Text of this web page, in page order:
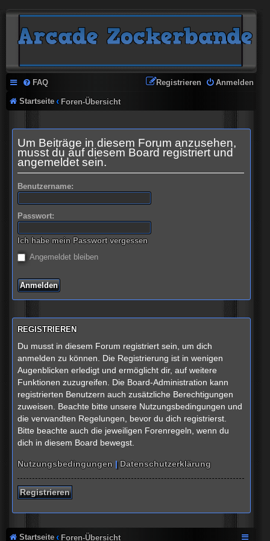
FAQ Anmelden
Registrieren
Startseite Foren-Übersicht
Um Beiträge in diesem Forum anzusehen,
musst du auf diesem Board registriert und
angemeldet sein.
Benutzername:
Passwort:
Ich habe mein Passwort vergessen
Angemeldet bleiben
REGISTRIEREN
Du musst in diesem Forum registriert sein, um dich
anmelden zu können. Die Registrierung ist in wenigen
Augenblicken erledigt und ermöglicht dir, auf weitere
Funktionen zuzugreifen. Die Board-Administration kann
registrierten Benutzern auch zusätzliche Berechtigungen
zuweisen. Beachte bitte unsere Nutzungsbedingungen und
die verwandten Regelungen, bevor du dich registrierst.
Bitte beachte auch die jeweiligen Forenregeln, wenn du
dich in diesem Board bewegst.
Nutzungsbedingungen |Datenschutzerklärung
Registrieren
Startseite Foren-Übersicht